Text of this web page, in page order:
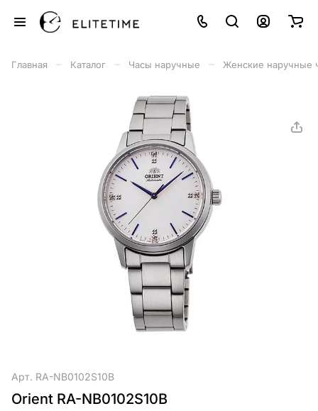
Главная Каталог Часы наручные Женские наручные
Арт. RA-NB0102S10B
Orient RA-NB0102S10B